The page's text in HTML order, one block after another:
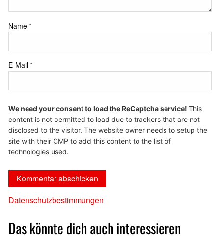
Name *
E-Mail *
We need your consent to load the ReCaptcha service! This
content is not permitted to load due to trackers that are not
disclosed to the visitor. The website owner needs to setup the
site with their CMP to add this content to the list of
technologies used.
Datenschutzbestimmungen
Das könnte dich auch interessieren